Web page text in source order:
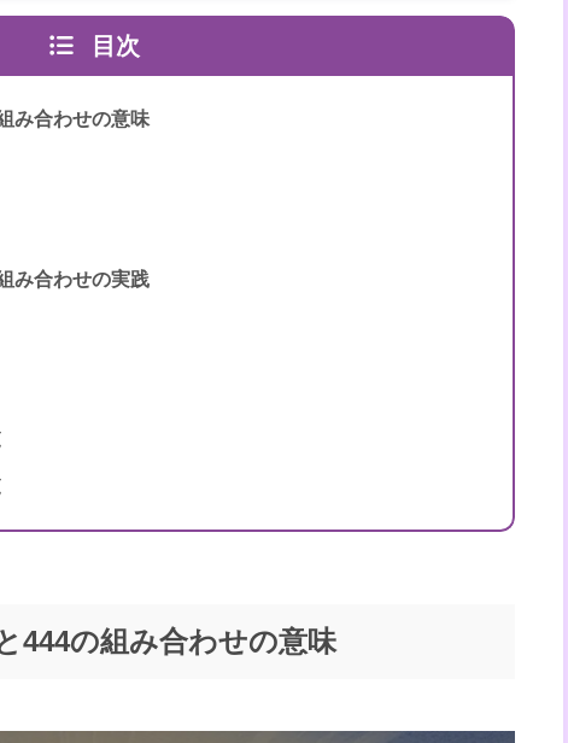
ー 数字は天使のメッセージ
ー、リネット・ブラウン
に異なります
目次
み合わせの意味
み合わせの実践
444の組み合わせの意味